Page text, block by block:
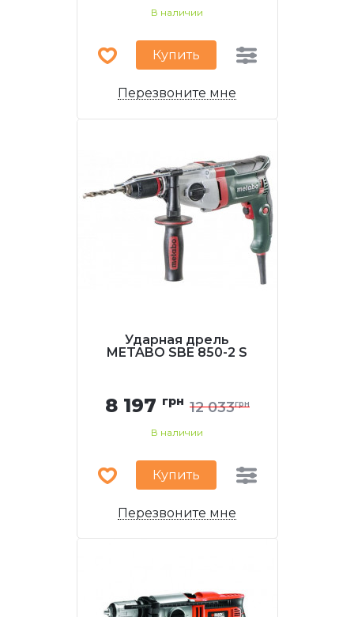
В наличии
Купить
Перезвоните мне
Ударная дрель
METABO SBE 850-2 S
8 197 грн 12 033грн
В наличии
Купить
Перезвоните мне